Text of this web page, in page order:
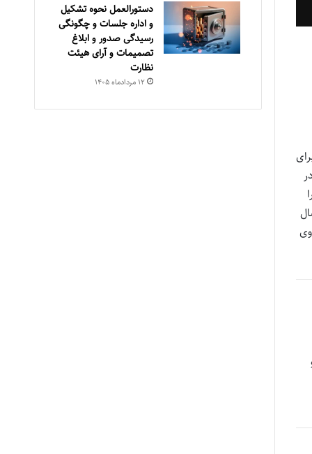
در
دستورالعمل نحوه تشکیل
و اداره جلسات و چگونگی
رسیدگی صدور و ‏ابلاغ
تصمیمات و‎ ‎آرای هیئت
نظارت
۱۲ مرداد‌ماه ۱۴۰۵